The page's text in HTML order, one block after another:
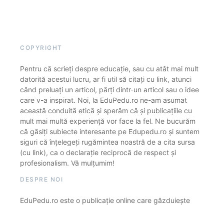
COPYRIGHT
Pentru că scrieți despre educație, sau cu atât mai mult
datorită acestui lucru, ar fi util să citați cu link, atunci
când preluați un articol, părți dintr-un articol sau o idee
care v-a inspirat. Noi, la EduPedu.ro ne-am asumat
această conduită etică și sperăm că și publicațiile cu
mult mai multă experiență vor face la fel. Ne bucurăm
că găsiți subiecte interesante pe Edupedu.ro și suntem
siguri că înțelegeți rugămintea noastră de a cita sursa
(cu link), ca o declarație reciprocă de respect și
profesionalism. Vă mulțumim!
DESPRE NOI
EduPedu.ro este o publicație online care găzduiește